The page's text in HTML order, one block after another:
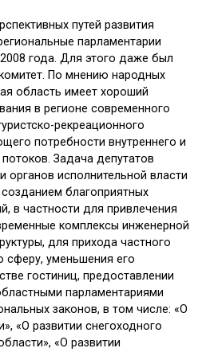
путей развития
парламентарии
года. Для этого даже был
По мнению народных
область имеет хороший
в регионе современного
рекреационного
потребности внутреннего и
Задача депутатов
органов исполнительной власти
благоприятных
в частности для привлечения
комплексы инженерной
для прихода частного
сферу, уменьшения его
гостиниц, предоставлении
парламентариями
законов, в том числе: «О
«О развитии снегоходного
«О развитии